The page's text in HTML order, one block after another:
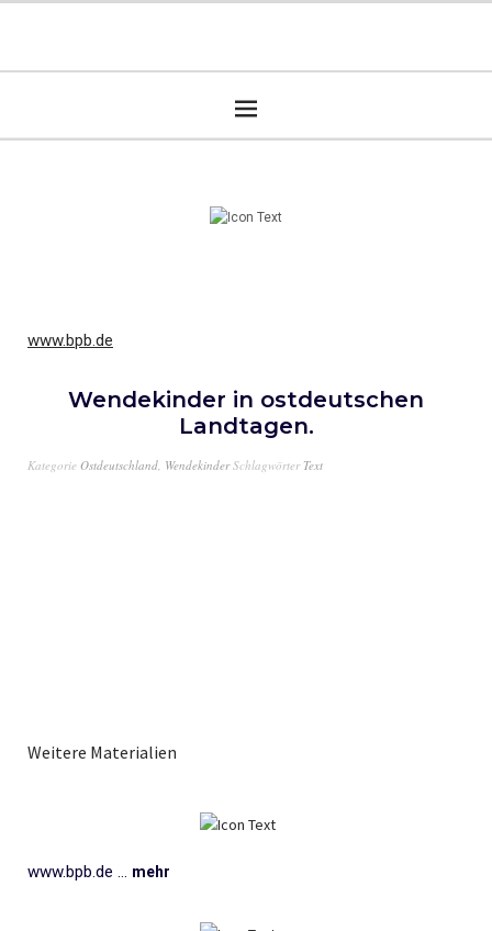
Wendekinder in ostdeutschen
Landtagen.
www.bpb.de
Kategorie Ostdeutschland, Wendekinder Schlagwörter Text
Weitere Materialien
www.bpb.de ... mehr